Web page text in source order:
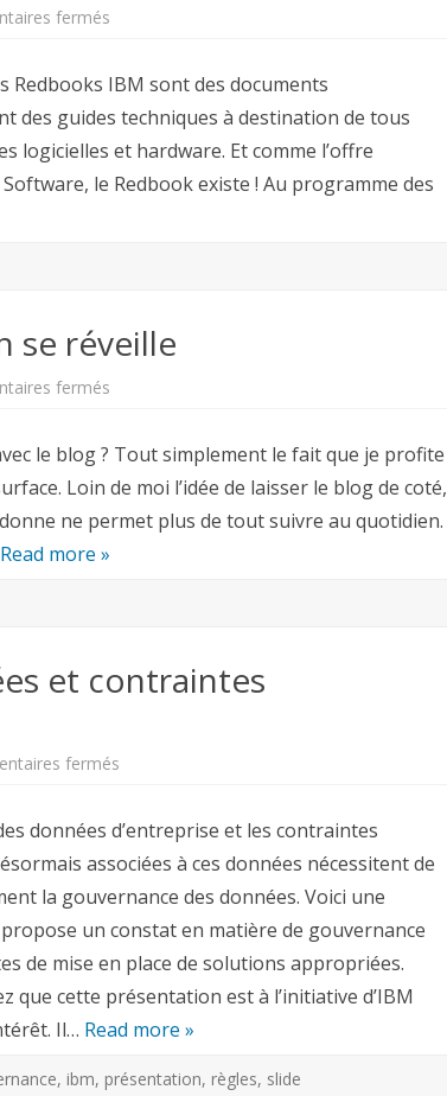
fermés
avec
IBM
Case
Manager,
le
Redbook
Redbooks IBM sont des documents
des guides techniques à destination de tous
logicielles et hardware. Et comme l’offre
le Redbook existe ! Au programme des
se réveille
fermés
on
se
réveille
le blog ? Tout simplement le fait que je profite
Loin de moi l’idée de laisser le blog de coté,
ne permet plus de tout suivre au quotidien.
Read more »
et contraintes
fermés
et
contraintes
réglementaires
données d’entreprise et les contraintes
associées à ces données nécessitent de
la gouvernance des données. Voici une
un constat en matière de gouvernance
de mise en place de solutions appropriées.
que cette présentation est à l’initiative d’IBM
Il… Read more »
, ibm, présentation, règles, slide